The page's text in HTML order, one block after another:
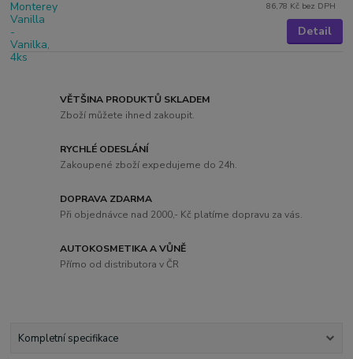
86,78 Kč bez DPH
Detail
VĚTŠINA PRODUKTŮ SKLADEM
Zboží můžete ihned zakoupit.
RYCHLÉ ODESLÁNÍ
Zakoupené zboží expedujeme do 24h.
DOPRAVA ZDARMA
Při objednávce nad 2000,- Kč platíme dopravu za vás.
AUTOKOSMETIKA A VŮNĚ
Přímo od distributora v ČR
Kompletní specifikace